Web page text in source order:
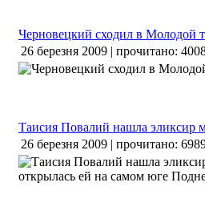
Черновецкий сходил в Молодой
26 березня 2009 | прочитано:
Таисия Повалий нашла эликсир
26 березня 2009 | прочитано:
открылась ей на самом юге